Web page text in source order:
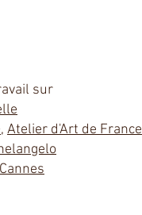
sur
, Atelier d'Art de France